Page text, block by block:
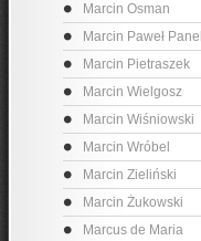
Marcin Osman
Marcin Paweł
Marcin Pietraszek
Marcin Wielgosz
Marcin Wiśniowski
Marcin Wróbel
Marcin Zieliński
Marcin Żukowski
Marcus de Maria